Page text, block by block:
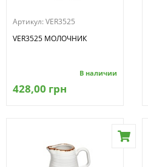
Артикул: VER3525
VER3525 МОЛОЧНИК
В наличии
428,00 грн